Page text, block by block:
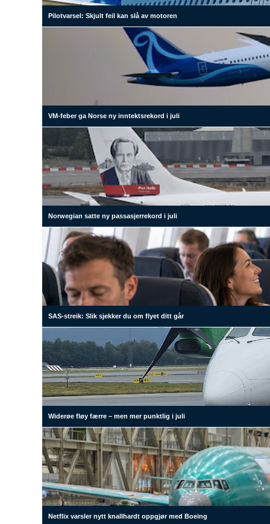
Pilotvarsel: Skjult feil kan slå av motoren
VM-feber ga Norse ny inntektsrekord i juli
Norwegian satte ny passasjerrekord i juli
SAS-streik: Slik sjekker du om flyet ditt går
Widerøe fløy færre – men mer punktlig i juli
Netflix varsler nytt knallhardt oppgjør med Boeing